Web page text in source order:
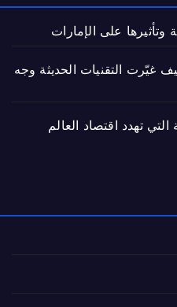
على الإمارات
غيّرت التقنيات الحديثة وجه
تهدد اقتصاد العالم